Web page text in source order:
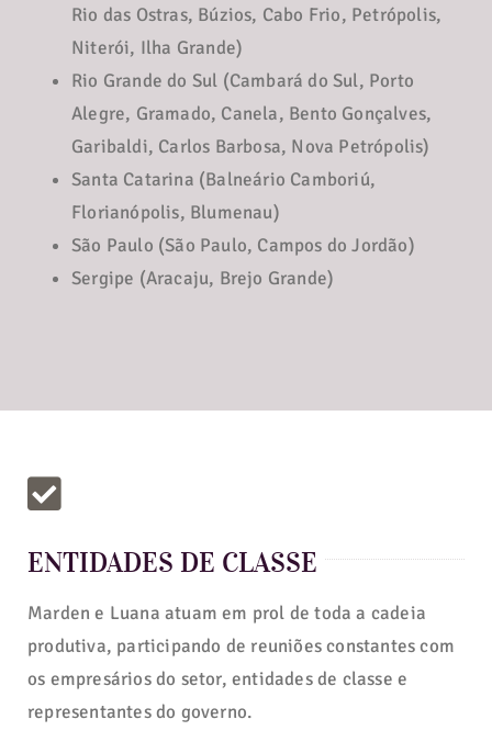
Rio das Ostras, Búzios, Cabo Frio, Petrópolis,
Niterói, Ilha Grande)
Rio Grande do Sul (Cambará do Sul, Porto
Alegre, Gramado, Canela, Bento Gonçalves,
Garibaldi, Carlos Barbosa, Nova Petrópolis)
Santa Catarina (Balneário Camboriú,
Florianópolis, Blumenau)
São Paulo (São Paulo, Campos do Jordão)
Sergipe (Aracaju, Brejo Grande)
ENTIDADES DE CLASSE
Marden e Luana atuam em prol de toda a cadeia
produtiva, participando de reuniões constantes com
os empresários do setor, entidades de classe e
representantes do governo.